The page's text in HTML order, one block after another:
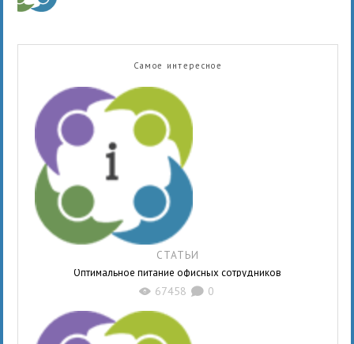
Самое интересное
СТАТЬИ
Оптимальное питание офисных сотрудников
X 67458 K 0